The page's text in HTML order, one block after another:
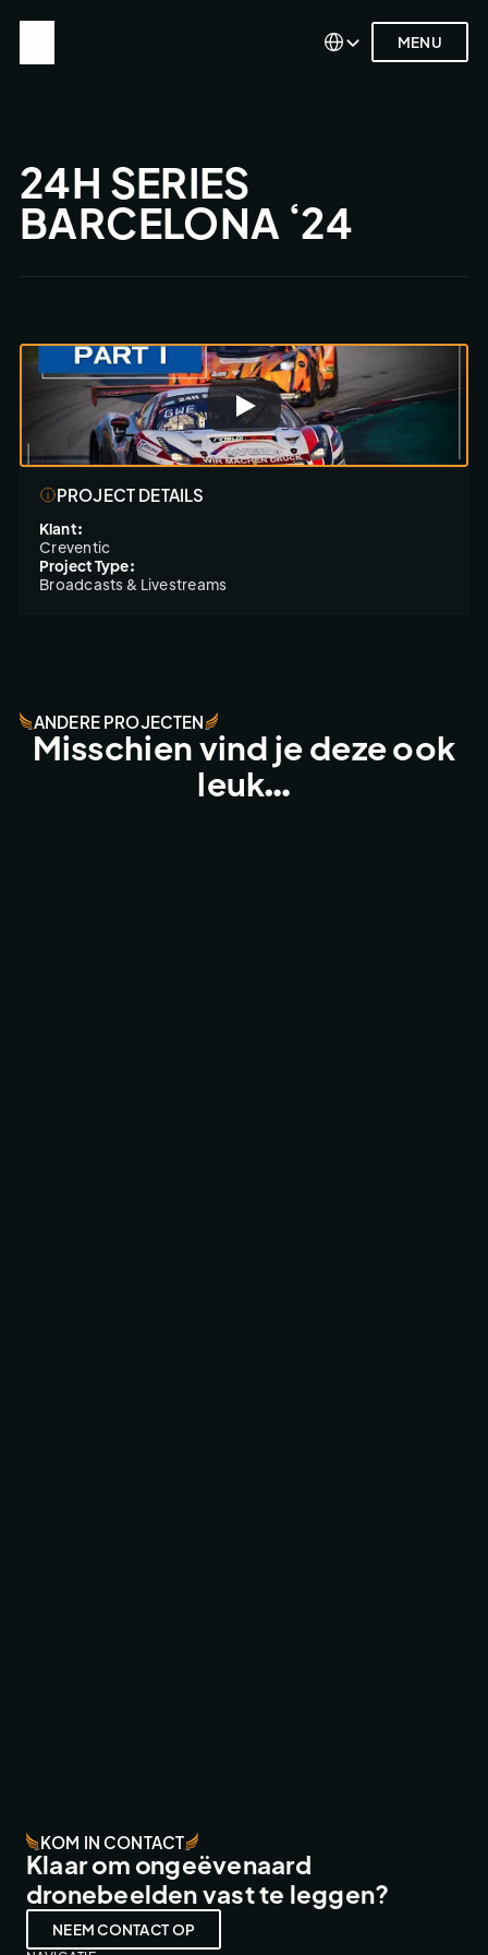
Select Language
MENU
Select Language
MENU
24H SERIES
BARCELONA ‘24
PROJECT DETAILS
Klant:
Creventic
Project Type:
Broadcasts & Livestreams
ANDERE PROJECTEN
Misschien vind je deze ook
leuk…
KOM IN CONTACT
Klaar om ongeëvenaard
dronebeelden vast te leggen?
NEEM CONTACT OP